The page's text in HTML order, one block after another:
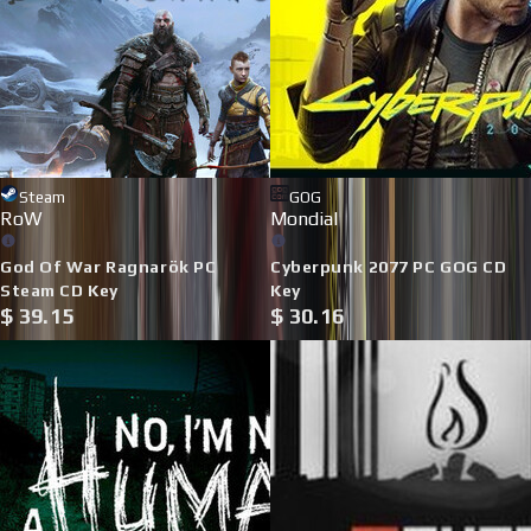
Steam
Mondial
Palworld PC Steam CD Key
$ 34.52
RoW
EA SPORTS FC 26 PC EA App
CD Key
$ 35.61
Steam
RoW
God Of War Ragnarök PC
Steam CD Key
$ 39.15
GOG
Mondial
Cyberpunk 2077 PC GOG CD
Key
$ 30.16